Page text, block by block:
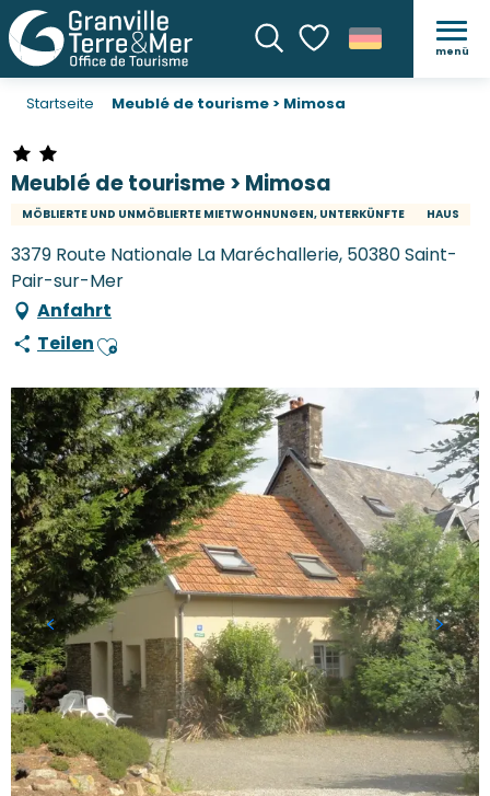
SucheVoir les favoris
menü
Startseite Meublé de tourisme > Mimosa
Meublé de tourisme > Mimosa
MÖBLIERTE UND UNMÖBLIERTE MIETWOHNUNGEN, UNTERKÜNFTE HAUS
3379 Route Nationale La Maréchallerie, 50380 Saint-
Pair-sur-Mer
Anfahrt
TeilenAjouter aux favoris